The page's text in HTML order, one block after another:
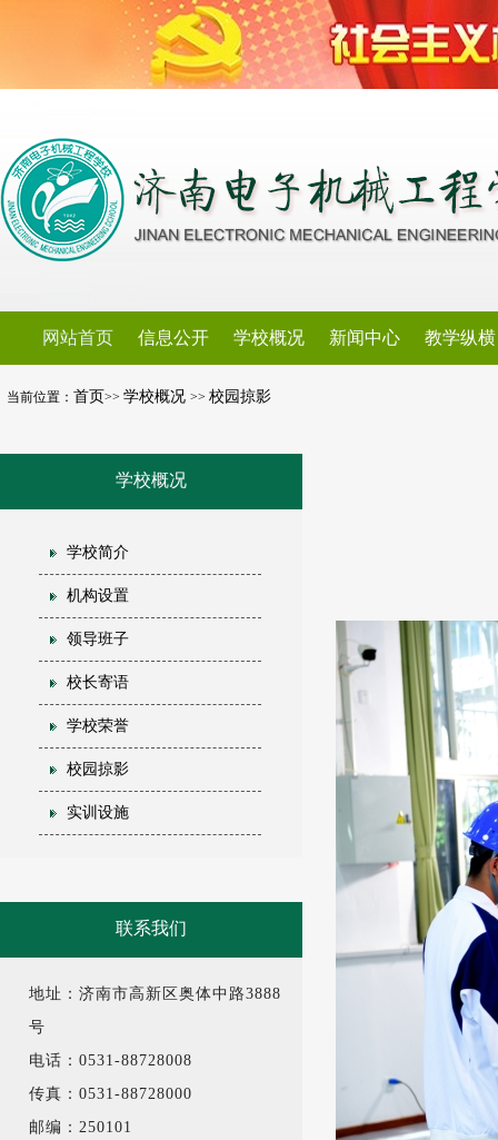
网站首页 信息公开 学校概况 新闻中心 教学纵横
当前位置： 首页>> 学校概况 >> 校园掠影
学校概况
学校简介
机构设置
领导班子
校长寄语
学校荣誉
校园掠影
实训设施
联系我们
地址：济南市高新区奥体中路3888
号
电话：0531-88728008
传真：0531-88728000
邮编：250101